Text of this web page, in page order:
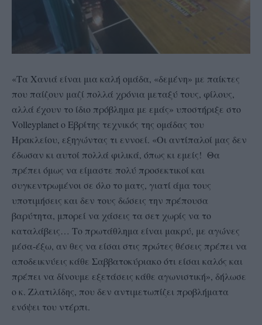
«Tα Χανιά είναι μια καλή ομάδα, «δεμένη» με παίκτες
που παίζουν μαζί πολλά χρόνια μεταξύ τους, φίλους,
αλλά έχουν το ίδιο πρόβλημα με εμάς» υποστήριξε στο
Volleyplanet ο Εβρίτης τεχνικός της ομάδας του
Ηρακλείου, εξηγώντας τι εννοεί. «Οι αντίπαλοί μας δεν
έδωσαν κι αυτοί πολλά φιλικά, όπως κι εμείς! Θα
πρέπει όμως να είμαστε πολύ προσεκτικοί και
συγκεντρωμένοι σε όλο το ματς, γιατί άμα τους
υποτιμήσεις και δεν τους δώσεις την πρέπουσα
βαρύτητα, μπορεί να χάσεις τα σετ χωρίς να το
καταλάβεις… Το πρωτάθλημα είναι μακρύ, με αγώνες
μέσα-έξω, αν θες να είσαι στις πρώτες θέσεις πρέπει να
αποδεικνύεις κάθε Σαββατοκύριακο ότι είσαι καλός και
πρέπει να δίνουμε εξετάσεις κάθε αγωνιστική», δήλωσε
ο κ. Ζλατιλίδης, που δεν αντιμετωπίζει προβλήματα
ενόψει του ντέρπι.